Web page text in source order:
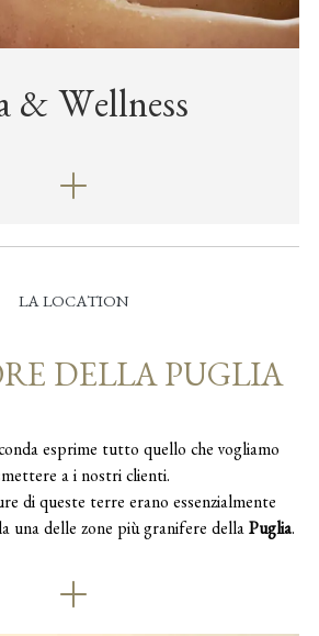
& Wellness
LA LOCATION
DELLA PUGLIA
esprime tutto quello che vogliamo
a i nostri clienti.
di queste terre erano essenzialmente
una delle zone più granifere della Puglia.